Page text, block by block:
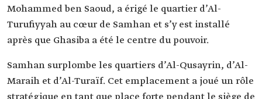
Mohammed ben Saoud, a érigé le quartier d’Al-
Turufiyyah au cœur de Samhan et s’y est installé
après que Ghasiba a été le centre du pouvoir.
Samhan surplombe les quartiers d’Al-Qusayrin, d’Al-
Maraih et d’Al-Turaïf. Cet emplacement a joué un rôle